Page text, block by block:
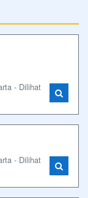
- Dilihat
- Dilihat